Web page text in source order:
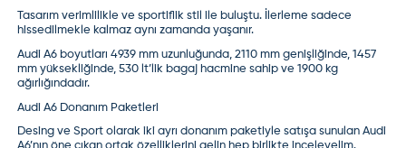
Tasarım verimlilikle ve sportiflik stil ile buluştu. İlerleme sadece
hissedilmekle kalmaz aynı zamanda yaşanır.
Audi A6 boyutları 4939 mm uzunluğunda, 2110 mm genişliğinde, 1457
mm yüksekliğinde, 530 lt’lik bagaj hacmine sahip ve 1900 kg
ağırlığındadır.
Audi A6 Donanım Paketleri
Desing ve Sport olarak iki ayrı donanım paketiyle satışa sunulan Audi